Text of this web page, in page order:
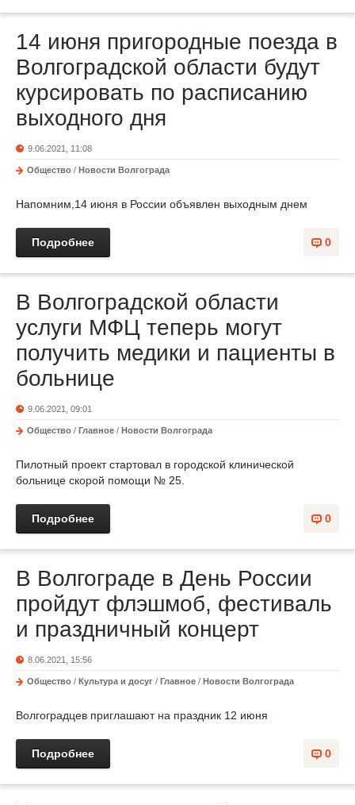
14 июня пригородные поезда в
Волгоградской области будут
курсировать по расписанию
выходного дня
9.06.2021, 11:08
Общество / Новости Волгограда
Напомним,14 июня в России объявлен выходным днем
0
Подробнее
В Волгоградской области
услуги МФЦ теперь могут
получить медики и пациенты в
больнице
9.06.2021, 09:01
Общество / Главное / Новости Волгограда
Пилотный проект стартовал в городской клинической
больнице скорой помощи № 25.
0
Подробнее
В Волгограде в День России
пройдут флэшмоб, фестиваль
и праздничный концерт
8.06.2021, 15:56
Общество / Культура и досуг / Главное / Новости Волгограда
Волгоградцев приглашают на праздник 12 июня
0
Подробнее